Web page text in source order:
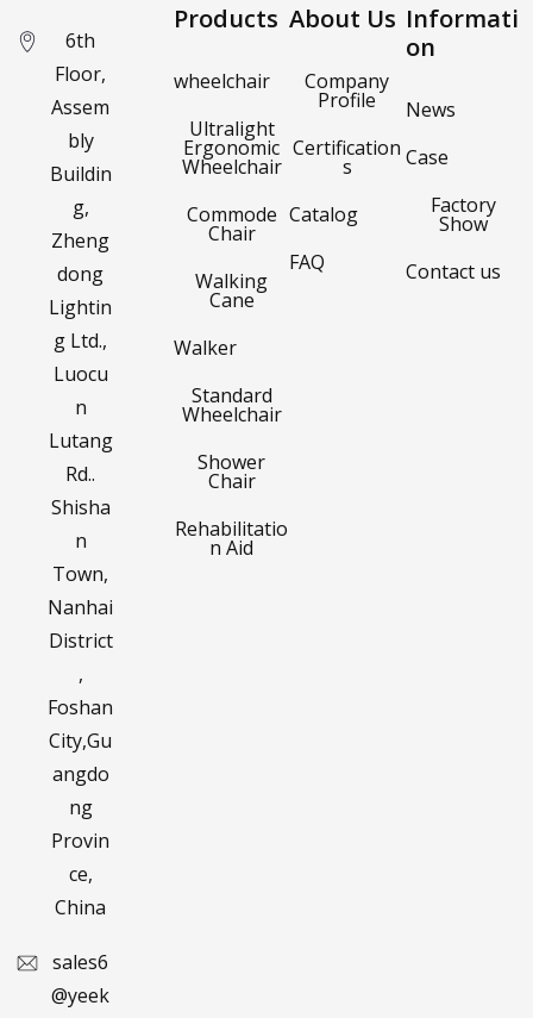
6th
Floor,
Assem
bly
Buildin
g,
Zheng
dong
Lightin
g Ltd.,
Luocu
n
Lutang
Rd..
Shisha
n
Town,
Nanhai
District
,
Foshan
City,Gu
angdo
ng
Provin
ce,
China
sales6
@yeek
Products
wheelchair
Ultralight
Ergonomic
Wheelchair
Commode
Chair
Walking
Cane
Walker
Standard
Wheelchair
Shower
Chair
Rehabilitatio
n Aid
About Us
Company
Profile
Certification
s
Catalog
FAQ
Informati
on
News
Case
Factory
Show
Contact us